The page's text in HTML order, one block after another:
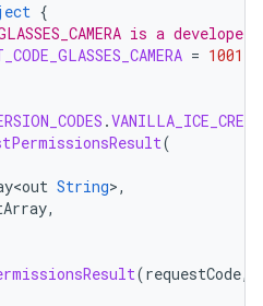
{
is a
= 1001
.VANILLA_ICE_CREAM
(
String>,
,
(requestCode,